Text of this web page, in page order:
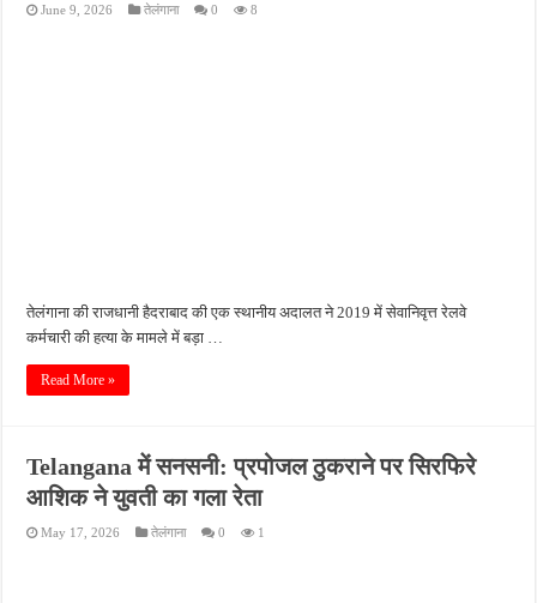
वाराणसी में देर रात खूनी हमला, साड़ी कारीगर की मौत; दो लोग गंभीर रूप से घायल
June 9, 2026 तेलंगाना 0 8
तेलंगाना की राजधानी हैदराबाद की एक स्थानीय अदालत ने 2019 में सेवानिवृत्त रेलवे
कर्मचारी की हत्या के मामले में बड़ा …
Read More »
Telangana में सनसनी: प्रपोजल ठुकराने पर सिरफिरे
आशिक ने युवती का गला रेता
May 17, 2026 तेलंगाना 0 1